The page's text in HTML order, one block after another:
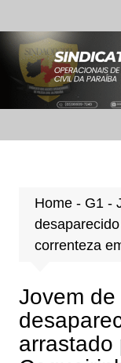
para
conteúdo
Home- G1 -
correnteza
Jovem
arrastado